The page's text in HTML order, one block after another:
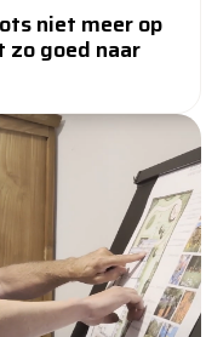
niet meer op
goed naar